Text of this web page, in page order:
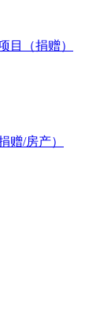
目（捐赠）
赠/房产）